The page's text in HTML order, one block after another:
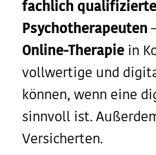
fachlich
Psychotherapeuten
Online-Therapie in
vollwertige und
können, wenn eine
sinnvoll ist.
Versicherten.